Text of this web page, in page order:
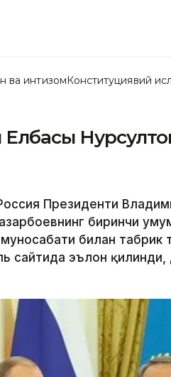
ва интизомКонституциявий
Президенти
биринчи
билан табрик
сайтида эълон